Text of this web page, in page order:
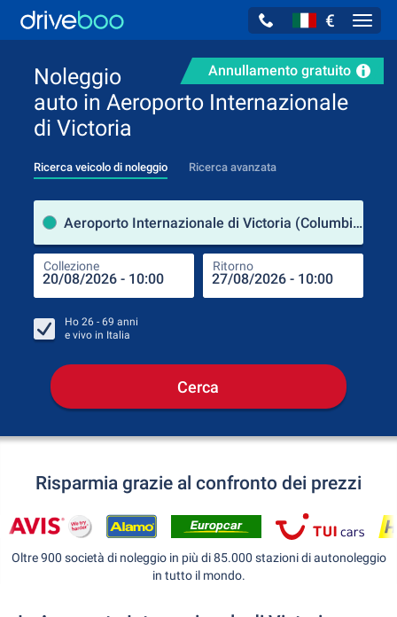
€
Annullamento gratuito
Noleggio
auto in Aeroporto Internazionale
di Victoria
Ricerca veicolo di noleggio Ricerca avanzata
Aeroporto Internazionale di Victoria (Columbia Britannica / Canada)
Collezione Ritorno
Ho 26 - 69 anni
e vivo in Italia
Cerca
Risparmia grazie al confronto dei prezzi
Oltre 900 società di noleggio in più di 85.000 stazioni di autonoleggio
in tutto il mondo.